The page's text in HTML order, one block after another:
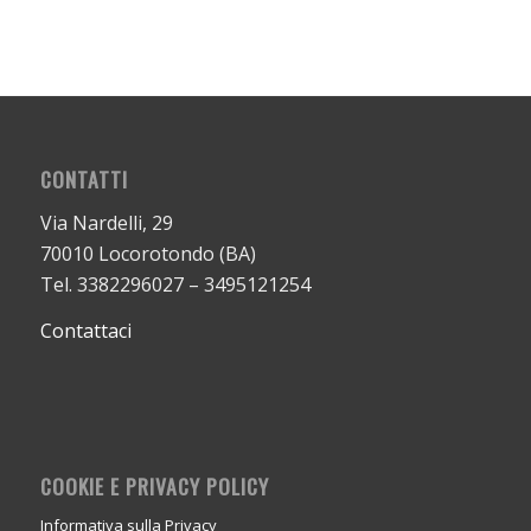
CONTATTI
Via Nardelli, 29
70010 Locorotondo (BA)
Tel. 3382296027 – 3495121254
Contattaci
COOKIE E PRIVACY POLICY
Informativa sulla Privacy